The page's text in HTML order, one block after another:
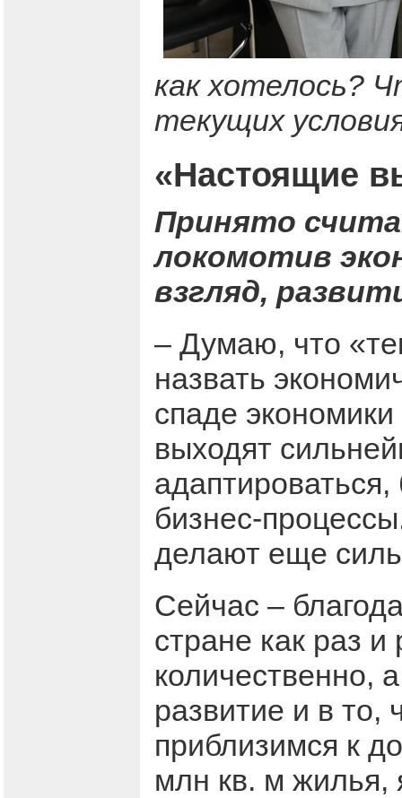
как хотелось?
текущих
«Настоящие
Принято
локомотив
взгляд,
– Думаю, что
назвать
спаде
выходят
бизнес-
делают еще
Сейчас –
стране как раз
количественно,
развитие и в то,
приблизимся к
млн кв. м жилья,